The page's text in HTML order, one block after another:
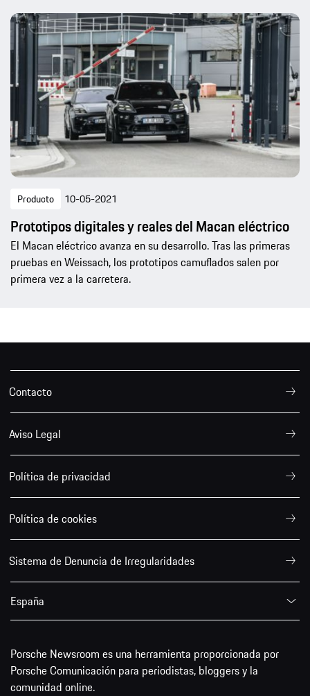
Producto 10-05-2021
Prototipos digitales y reales del Macan eléctrico
El Macan eléctrico avanza en su desarrollo. Tras las primeras
pruebas en Weissach, los prototipos camuflados salen por
primera vez a la carretera.
Contacto
Aviso Legal
Política de privacidad
Política de cookies
Sistema de Denuncia de Irregularidades
España
Porsche Newsroom es una herramienta proporcionada por
Porsche Comunicación para periodistas, bloggers y la
comunidad online.